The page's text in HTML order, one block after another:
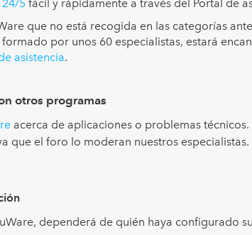
5 fácil y rápidamente a través del Portal de
que no está recogida en las categorías
por unos 60 especialistas, estará
asistencia.
otros programas
acerca de aplicaciones o problemas
que el foro lo moderan nuestros especialistas.
dependerá de quién haya configurado